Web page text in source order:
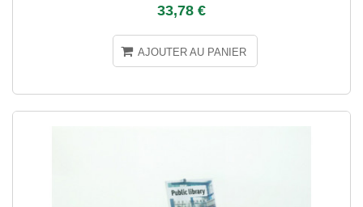
33,78 €
AJOUTER AU PANIER